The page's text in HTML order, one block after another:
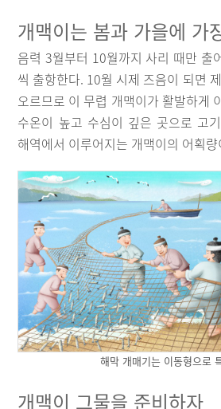
개맥이는 봄과 가을에 가
음력 3월부터 10월까지 사리 때만 출
씩 출항한다. 10월 시제 즈음이 되면
오르므로 이 무렵 개맥이가 활발하게
수온이 높고 수심이 깊은 곳으로 고
해역에서 이루어지는 개맥이의 어획
해막 개매기는 이동형으로
개맥이 그물을 준비하자